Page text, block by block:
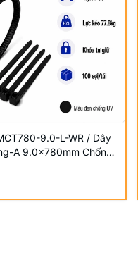
9.0-L-WR / Dây
A 9.0×780mm Chống